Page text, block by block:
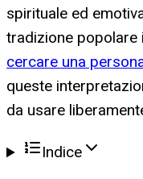
spirituale ed
tradizione popolare
cercare una
queste
da usare
Indice